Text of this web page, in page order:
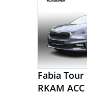
Fabia Tour
RKAM